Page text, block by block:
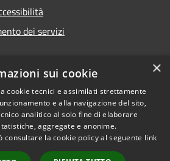
dei servizi
Copyright © 2026 • Comune di
Treviglio • Powered by
Municipium•Accesso
redazione
×
sui cookie
cookie tecnici e assimilati strettamente
e alla navigazione del sito,
analitico al solo fine di elaborare
aggregate e anonime.
consultare la cookie policy al seguente link